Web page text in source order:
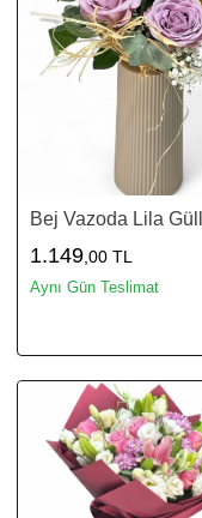
Bej Vazoda Lila
1.149 ,00 TL
Aynı Gün Teslimat